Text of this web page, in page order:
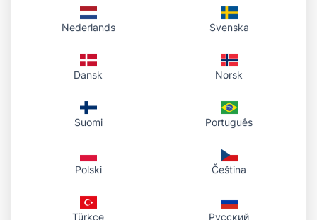
Paano ko aalisin ang background
sa isang larawan?
upload ng larawan. Tutukuyin ng tool ang
paksa at aalisin ang background. I-preview at
i-download bilang transparent PNG.
Anong image format ang
supported?
Nederlands Svenska
Dansk Norsk
Suomi Português
Polski Čeština
Türkçe Русский